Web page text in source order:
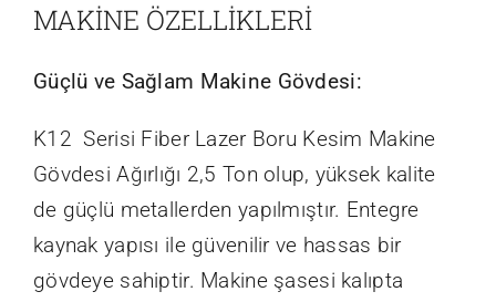
MAKİNE ÖZELLİKLERİ
Güçlü ve Sağlam Makine Gövdesi:
K12 Serisi Fiber Lazer Boru Kesim Makine
Gövdesi Ağırlığı 2,5 Ton olup, yüksek kalite
de güçlü metallerden yapılmıştır. Entegre
kaynak yapısı ile güvenilir ve hassas bir
gövdeye sahiptir. Makine şasesi kalıpta